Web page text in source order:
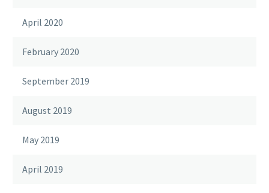
April 2020
February 2020
September 2019
August 2019
May 2019
April 2019